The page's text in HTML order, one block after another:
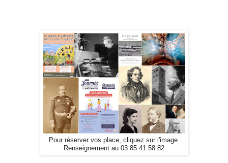
Pour réserver vos place, cliquez sur l'image
Renseignement au 03 85 41 58 82